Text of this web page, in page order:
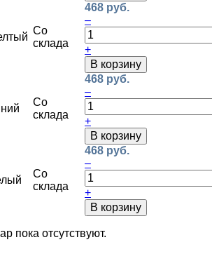
Со
склада
468 руб.
–
+
В корзину
Со
склада
468 руб.
–
+
В корзину
Со
склада
468 руб.
–
+
В корзину
пока отсутствуют.